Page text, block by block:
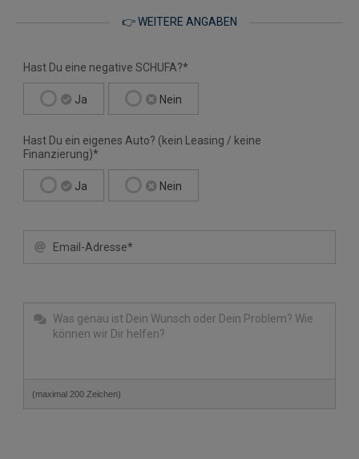
👉 WEITERE ANGABEN
Hast Du eine negative SCHUFA?*
Ja Nein
Hast Du ein eigenes Auto? (kein Leasing / keine
Finanzierung)*
Ja Nein
(maximal 200 Zeichen)